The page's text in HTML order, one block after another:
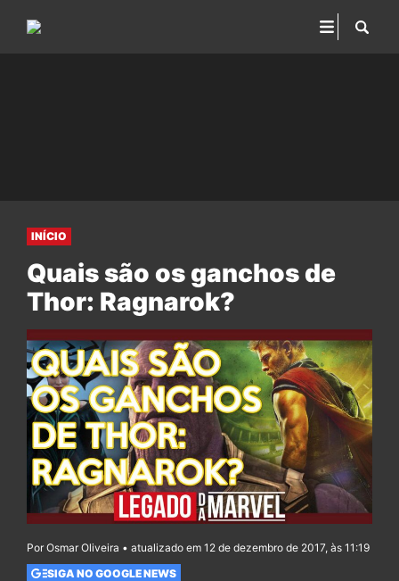
INÍCIO
Quais são os ganchos de
Thor: Ragnarok?
Por Osmar Oliveira • atualizado em 12 de dezembro de 2017, às 11:19
SIGA NO GOOGLE NEWS